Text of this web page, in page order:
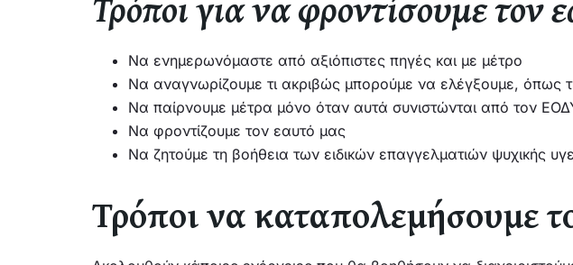
Να ενημερωνόμαστε από αξιόπιστες πηγές και με μέτρο
Να αναγνωρίζουμε τι ακριβώς μπορούμε να ελέγξουμε, όπως
Να παίρνουμε μέτρα μόνο όταν αυτά συνιστώνται από τον
Να φροντίζουμε τον εαυτό μας
Να ζητούμε τη βοήθεια των ειδικών επαγγελματιών ψυχικής
Τρόποι να καταπολεμήσουμε